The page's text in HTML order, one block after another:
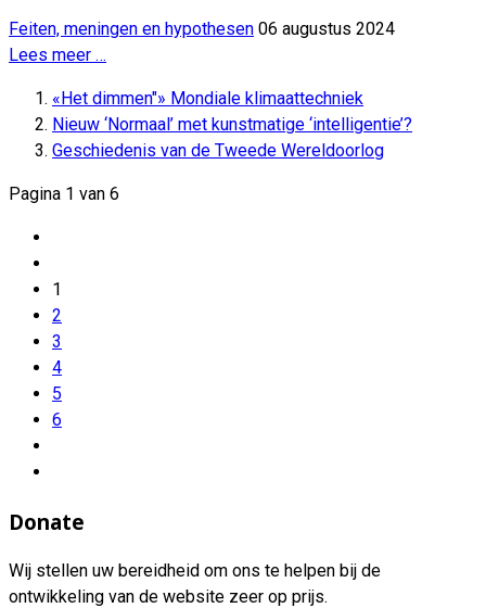
Feiten, meningen en hypothesen 06 augustus 2024
Lees meer …
«Het dimmen"» Mondiale klimaattechniek
Nieuw ‘Normaal’ met kunstmatige ‘intelligentie’?
Geschiedenis van de Tweede Wereldoorlog
Pagina 1 van 6
1
2
3
4
5
6
Donate
Wij stellen uw bereidheid om ons te helpen bij de
ontwikkeling van de website zeer op prijs.